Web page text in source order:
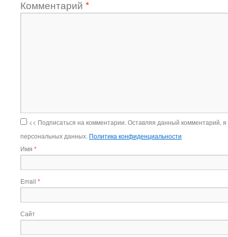
Комментарий *
<< Подписаться на комментарии. Оставляя данный комментарий,
персональных данных. Политика конфиденциальности
Имя *
Email *
Сайт